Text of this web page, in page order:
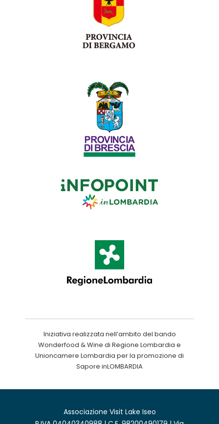
Iniziativa realizzata nell’ambito del bando
Wonderfood & Wine di Regione Lombardia e
Unioncamere Lombardia per la promozione di
Sapore inLOMBARDIA
Associazione Visit Lake Iseo